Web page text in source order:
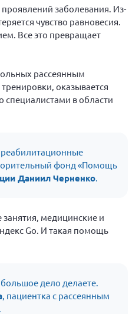
заболевания. Из-
чувство равновесия.
Все это превращает
рассеянным
оказывается
специалистами в области
фонд «Помощь
Даниил Черненко.
медицинские и
Go. И такая помощь
дело делаете.
, пациентка с рассеянным